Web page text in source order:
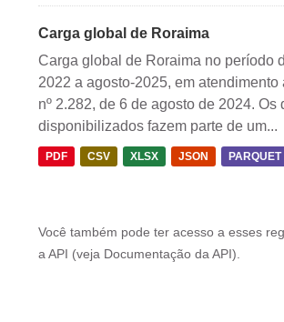
Carga global de Roraima
Carga global de Roraima no período
2022 a agosto-2025, em atendimento
nº 2.282, de 6 de agosto de 2024. Os
disponibilizados fazem parte de um...
PDF CSV XLSX JSON PARQUET
Você também pode ter acesso a esses
a API (veja Documentação da API).